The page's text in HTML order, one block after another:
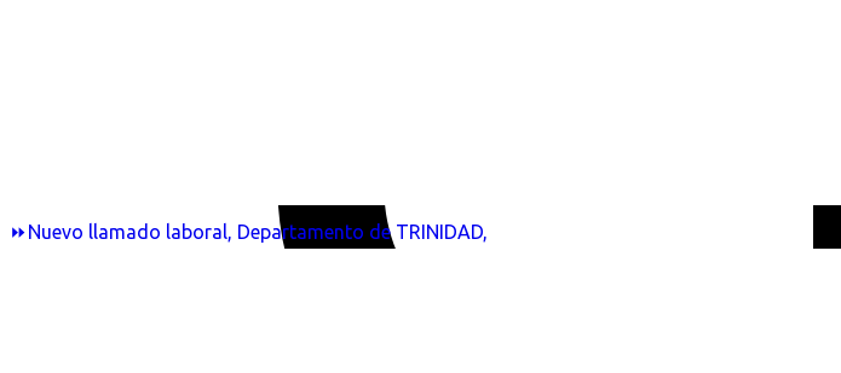
⏩Nuevo llamado laboral, Departamento de TRINIDAD,